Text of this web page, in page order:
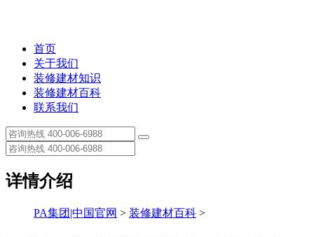
首页
关于我们
装修建材知识
装修建材百科
联系我们
详情介绍
PA集团|中国官网 > 装修建材百科 >